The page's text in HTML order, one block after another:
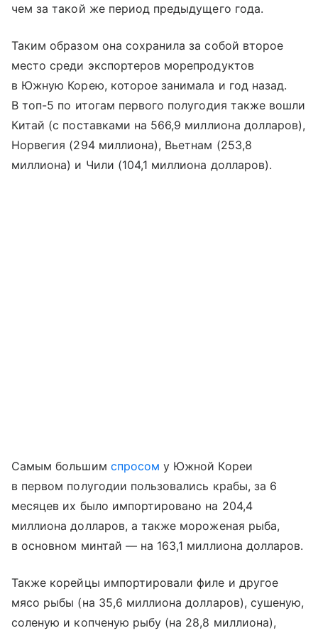
чем за такой же период предыдущего года.
Таким образом она сохранила за собой второе
место среди экспортеров морепродуктов
в Южную Корею, которое занимала и год назад.
В топ-5 по итогам первого полугодия также вошли
Китай (с поставками на 566,9 миллиона долларов),
Норвегия (294 миллиона), Вьетнам (253,8
миллиона) и Чили (104,1 миллиона долларов).
Самым большим спросом у Южной Кореи
в первом полугодии пользовались крабы, за 6
месяцев их было импортировано на 204,4
миллиона долларов, а также мороженая рыба,
в основном минтай — на 163,1 миллиона долларов.
Также корейцы импортировали филе и другое
мясо рыбы (на 35,6 миллиона долларов), сушеную,
соленую и копченую рыбу (на 28,8 миллиона),